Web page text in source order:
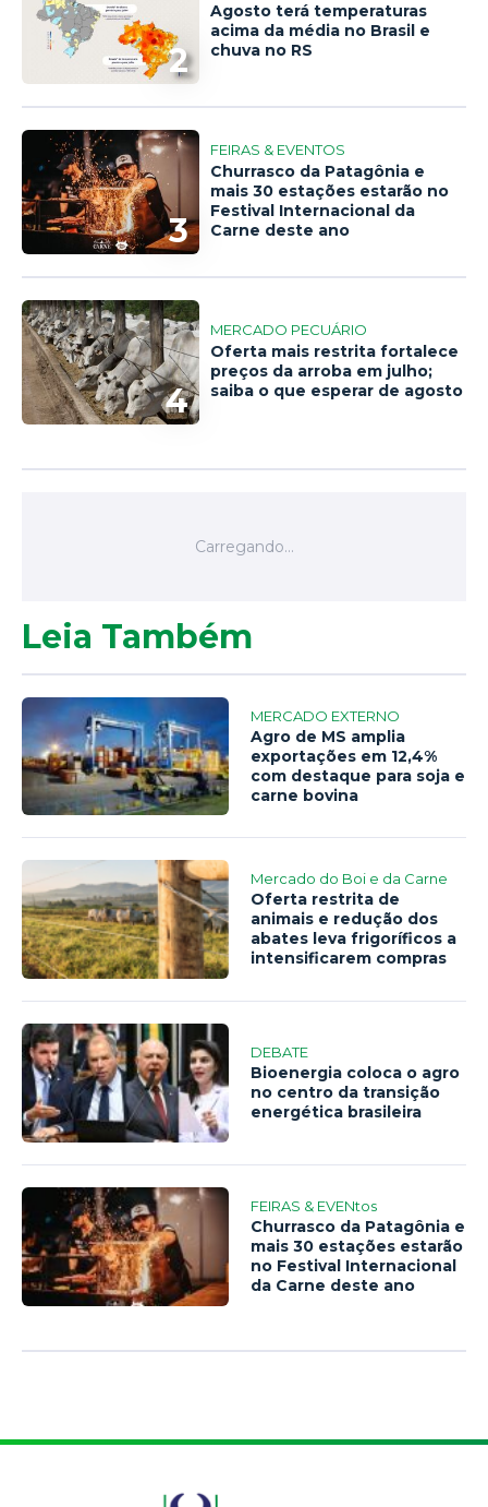
2
Agosto terá temperaturas
acima da média no Brasil e
chuva no RS
3
FEIRAS & EVENTOS
Churrasco da Patagônia e
mais 30 estações estarão no
Festival Internacional da
Carne deste ano
4
MERCADO PECUÁRIO
Oferta mais restrita fortalece
preços da arroba em julho;
saiba o que esperar de agosto
Leia Também
MERCADO EXTERNO
Agro de MS amplia
exportações em 12,4%
com destaque para soja e
carne bovina
Mercado do Boi e da Carne
Oferta restrita de
animais e redução dos
abates leva frigoríficos a
intensificarem compras
DEBATE
Bioenergia coloca o agro
no centro da transição
energética brasileira
FEIRAS & EVENtos
Churrasco da Patagônia e
mais 30 estações estarão
no Festival Internacional
da Carne deste ano